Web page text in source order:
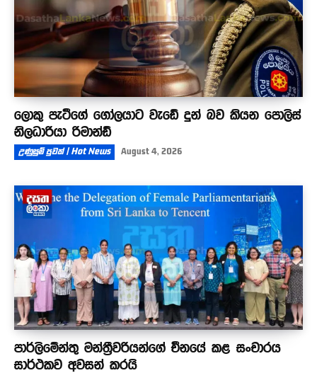
ලොකු පැටීගේ ගෝලයාට වැඩේ දුන් බව කියන පොලිස්
නිලධාරියා රිමාන්ඩ්
උණුසුම් පුවත් | Hot News August 4, 2026
පාර්ලිමේන්තු මන්ත්‍රීවරියන්ගේ චීනයේ කළ සංචාරය
සාර්ථකව අවසන් කරයි